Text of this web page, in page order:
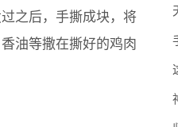
之后，手撕成块，将
油等撒在撕好的鸡肉